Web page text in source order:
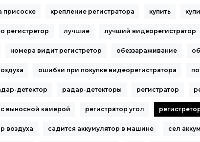
присоске крепление регистратора купить
регистретор лучшие лучший видеорегистратор
номера видит регистретор обеззараживание
ошибки при покупке видеорегистратора
детектор радар-детекторы регистратор
с выносной камерой регистратор угол
воздуха садится аккумулятор в машине сел